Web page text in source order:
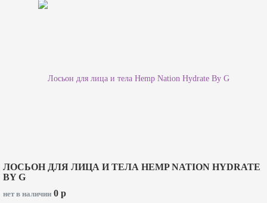
ЛОСЬОН ДЛЯ ЛИЦА И ТЕЛА HEMP NATION HYDRATE
BY G
нет в наличии 0 p